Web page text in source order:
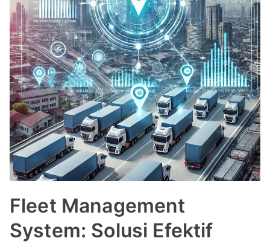
Fleet Management
System: Solusi Efektif